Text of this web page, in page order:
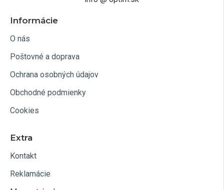
Informácie
O nás
Poštovné a doprava
Ochrana osobných údajov
Obchodné podmienky
Cookies
Extra
Kontakt
Reklamácie